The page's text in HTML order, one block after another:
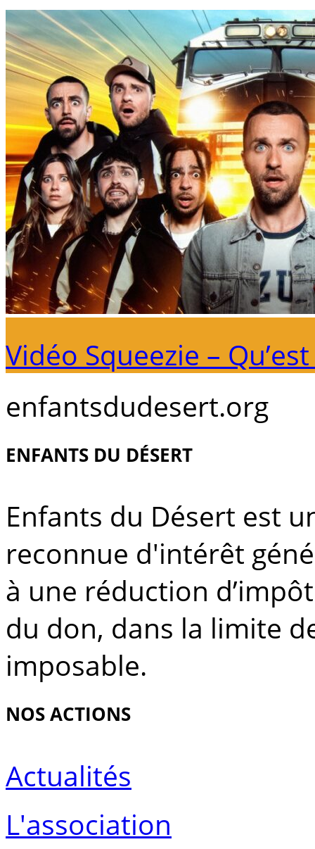
Vidéo Squeezie –
enfantsdudesert.org
ENFANTS DU DÉSERT
Enfants du Désert est
reconnue d'intérêt
à une réduction
du don, dans la limite
imposable.
NOS ACTIONS
Actualités
L'association